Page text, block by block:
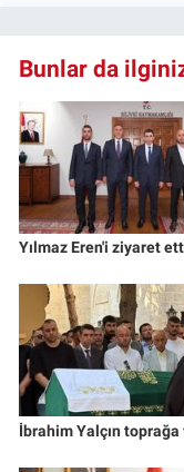
Bunlar da
Yılmaz Eren'i ziyaret
İbrahim Yalçın